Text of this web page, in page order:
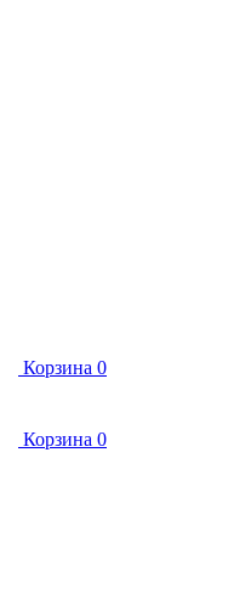
Корзина 0
Корзина 0